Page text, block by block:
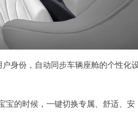
身份，自动同步车辆座舱的个性化
宝的时候，一键切换专属、舒适、安